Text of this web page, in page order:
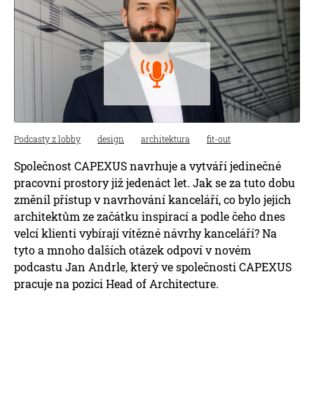
Podcasty z lobby design architektura fit-out
Společnost CAPEXUS navrhuje a vytváří jedinečné
pracovní prostory již jedenáct let. Jak se za tuto dobu
změnil přístup v navrhování kanceláří, co bylo jejich
architektům ze začátku inspirací a podle čeho dnes
velcí klienti vybírají vítězné návrhy kanceláří? Na
tyto a mnoho dalších otázek odpoví v novém
podcastu Jan Andrle, který ve společnosti CAPEXUS
pracuje na pozici Head of Architecture.